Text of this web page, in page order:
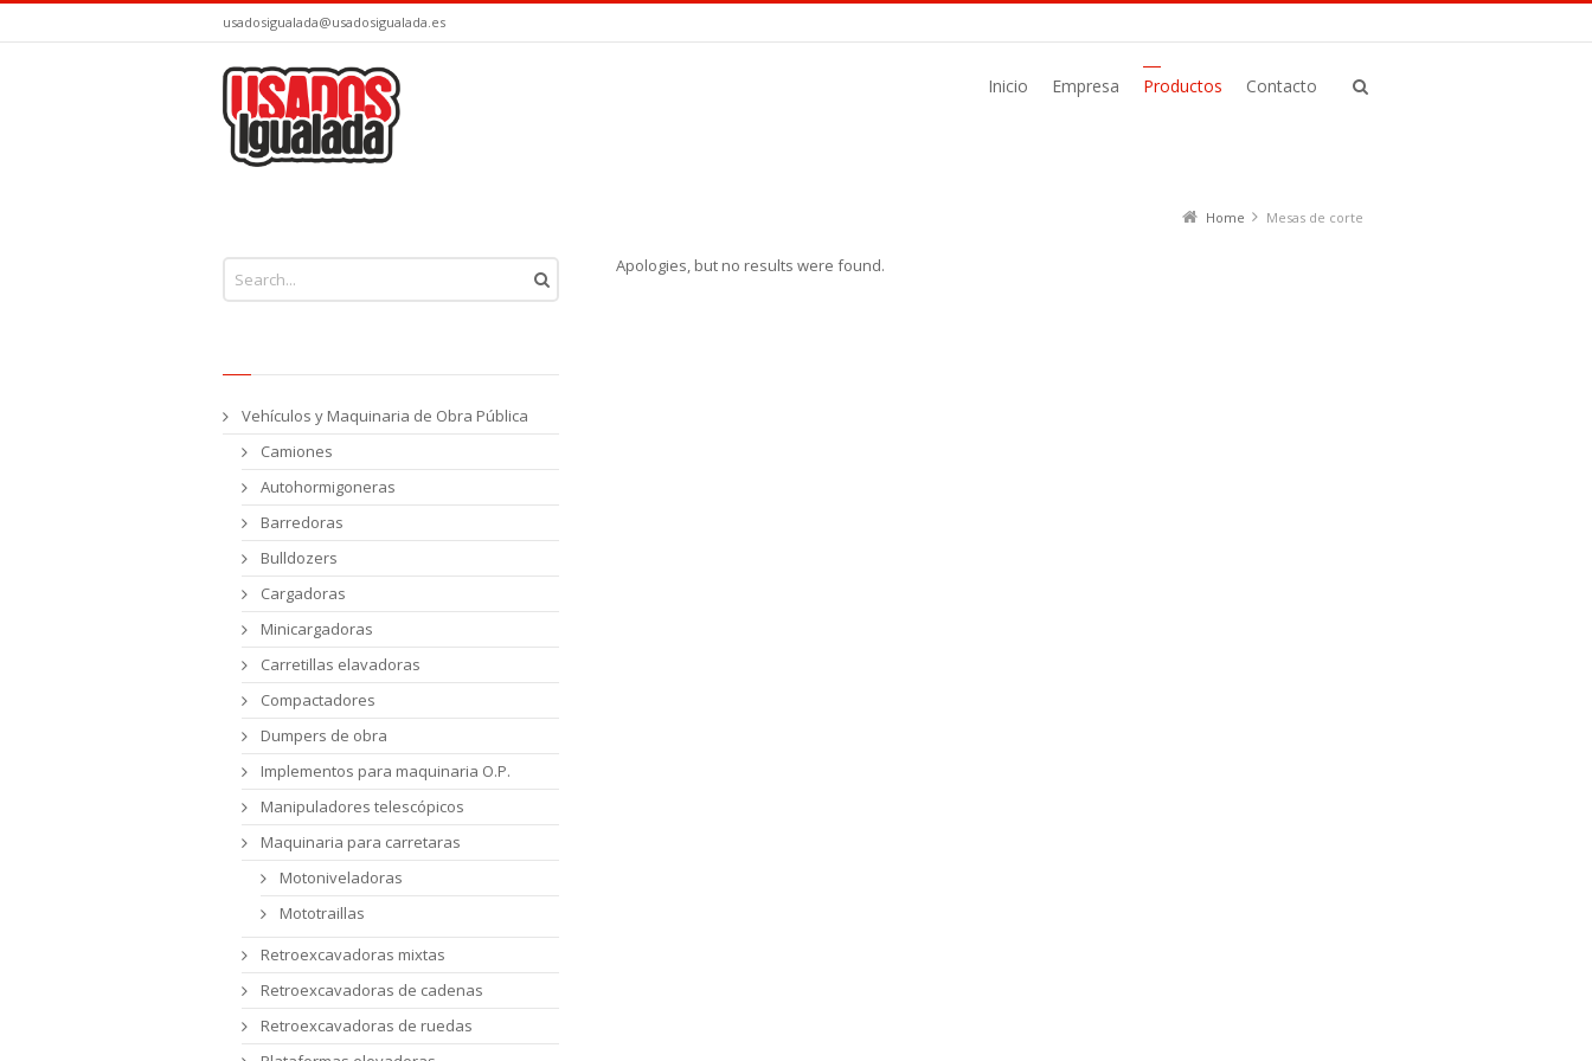
usadosigualada@usadosigualada.es
Inicio Empresa Productos Contacto
Home Mesas de corte
Apologies, but no results were found.
Vehículos y Maquinaria de Obra Pública
Camiones
Autohormigoneras
Barredoras
Bulldozers
Cargadoras
Minicargadoras
Carretillas elavadoras
Compactadores
Dumpers de obra
Implementos para maquinaria O.P.
Manipuladores telescópicos
Maquinaria para carretaras
Motoniveladoras
Mototraillas
Retroexcavadoras mixtas
Retroexcavadoras de cadenas
Retroexcavadoras de ruedas